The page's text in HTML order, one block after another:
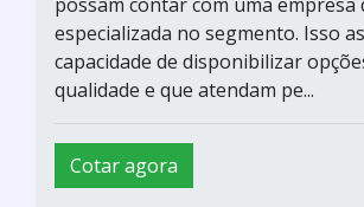
especializada no segmento. Isso
capacidade de disponibilizar
qualidade e que atendam pe...
Cotar agora